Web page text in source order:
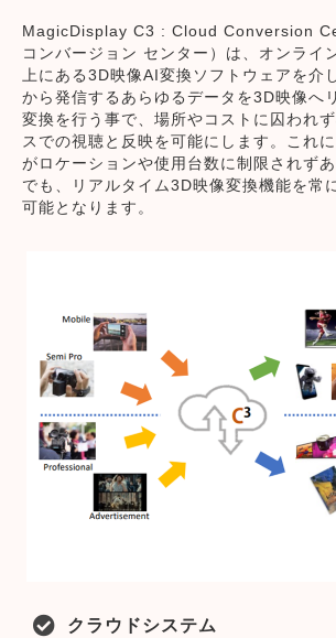
MagicDisplay C3 : Cloud Conversion
コンバージョン センター）は、オンライ
上にある3D映像AI変換ソフトウェアを介
から発信するあらゆるデータを3D映像へ
変換を行う事で、場所やコストに囚われ
スでの視聴と反映を可能にします。これ
がロケーションや使用台数に制限されず
でも、リアルタイム3D映像変換機能を常
可能となります。
クラウドシステム